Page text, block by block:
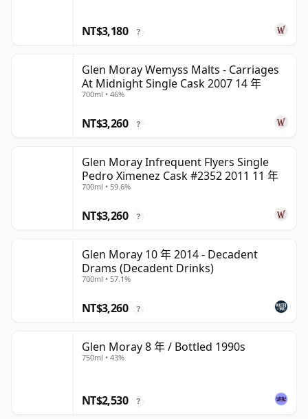
NT$3,180 ?
Glen Moray Wemyss Malts - Carriages
At Midnight Single Cask 2007 14 年
700ml • 46%
NT$3,260 ?
Glen Moray Infrequent Flyers Single
Pedro Ximenez Cask #2352 2011 11 年
700ml • 59.6%
NT$3,260 ?
Glen Moray 10 年 2014 - Decadent
Drams (Decadent Drinks)
700ml • 57.1%
NT$3,260 ?
Glen Moray 8 年 / Bottled 1990s
750ml • 43%
NT$2,530 ?